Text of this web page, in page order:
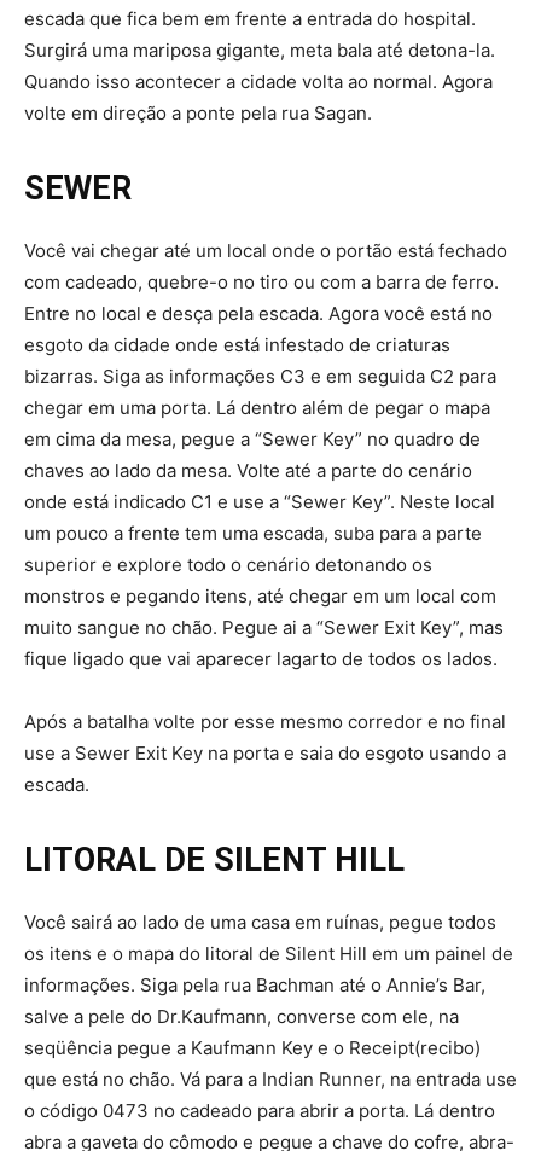
escada que fica bem em frente a entrada do hospital.
Surgirá uma mariposa gigante, meta bala até detona-la.
Quando isso acontecer a cidade volta ao normal. Agora
volte em direção a ponte pela rua Sagan.
SEWER
Você vai chegar até um local onde o portão está fechado
com cadeado, quebre-o no tiro ou com a barra de ferro.
Entre no local e desça pela escada. Agora você está no
esgoto da cidade onde está infestado de criaturas
bizarras. Siga as informações C3 e em seguida C2 para
chegar em uma porta. Lá dentro além de pegar o mapa
em cima da mesa, pegue a “Sewer Key” no quadro de
chaves ao lado da mesa. Volte até a parte do cenário
onde está indicado C1 e use a “Sewer Key”. Neste local
um pouco a frente tem uma escada, suba para a parte
superior e explore todo o cenário detonando os
monstros e pegando itens, até chegar em um local com
muito sangue no chão. Pegue ai a “Sewer Exit Key”, mas
fique ligado que vai aparecer lagarto de todos os lados.
Após a batalha volte por esse mesmo corredor e no final
use a Sewer Exit Key na porta e saia do esgoto usando a
escada.
LITORAL DE SILENT HILL
Você sairá ao lado de uma casa em ruínas, pegue todos
os itens e o mapa do litoral de Silent Hill em um painel de
informações. Siga pela rua Bachman até o Annie’s Bar,
salve a pele do Dr.Kaufmann, converse com ele, na
seqüência pegue a Kaufmann Key e o Receipt(recibo)
que está no chão. Vá para a Indian Runner, na entrada use
o código 0473 no cadeado para abrir a porta. Lá dentro
abra a gaveta do cômodo e pegue a chave do cofre, abra-